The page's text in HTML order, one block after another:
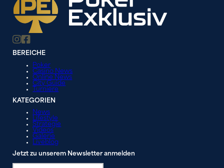
BEREICHE
Poker
Casino News
Online News
City Guide
Turniere
KATEGORIEN
News
Lifestyle
Strategie
Videos
Galerie
Liveblog
Jetzt zu unserem Newsletter anmelden